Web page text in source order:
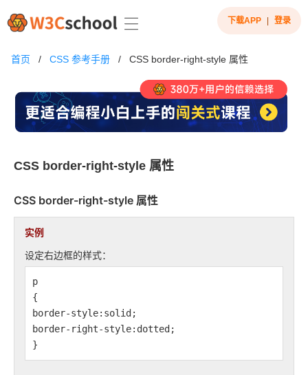
下载APP 登录
首页 / CSS 参考手册 / CSS border-right-style 属性
CSS border-right-style 属性
CSS border-right-style 属性
实例
设定右边框的样式：
p
{
border-style:solid;
border-right-style:dotted;
}